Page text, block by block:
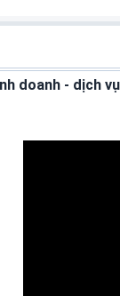
doanh - dịch